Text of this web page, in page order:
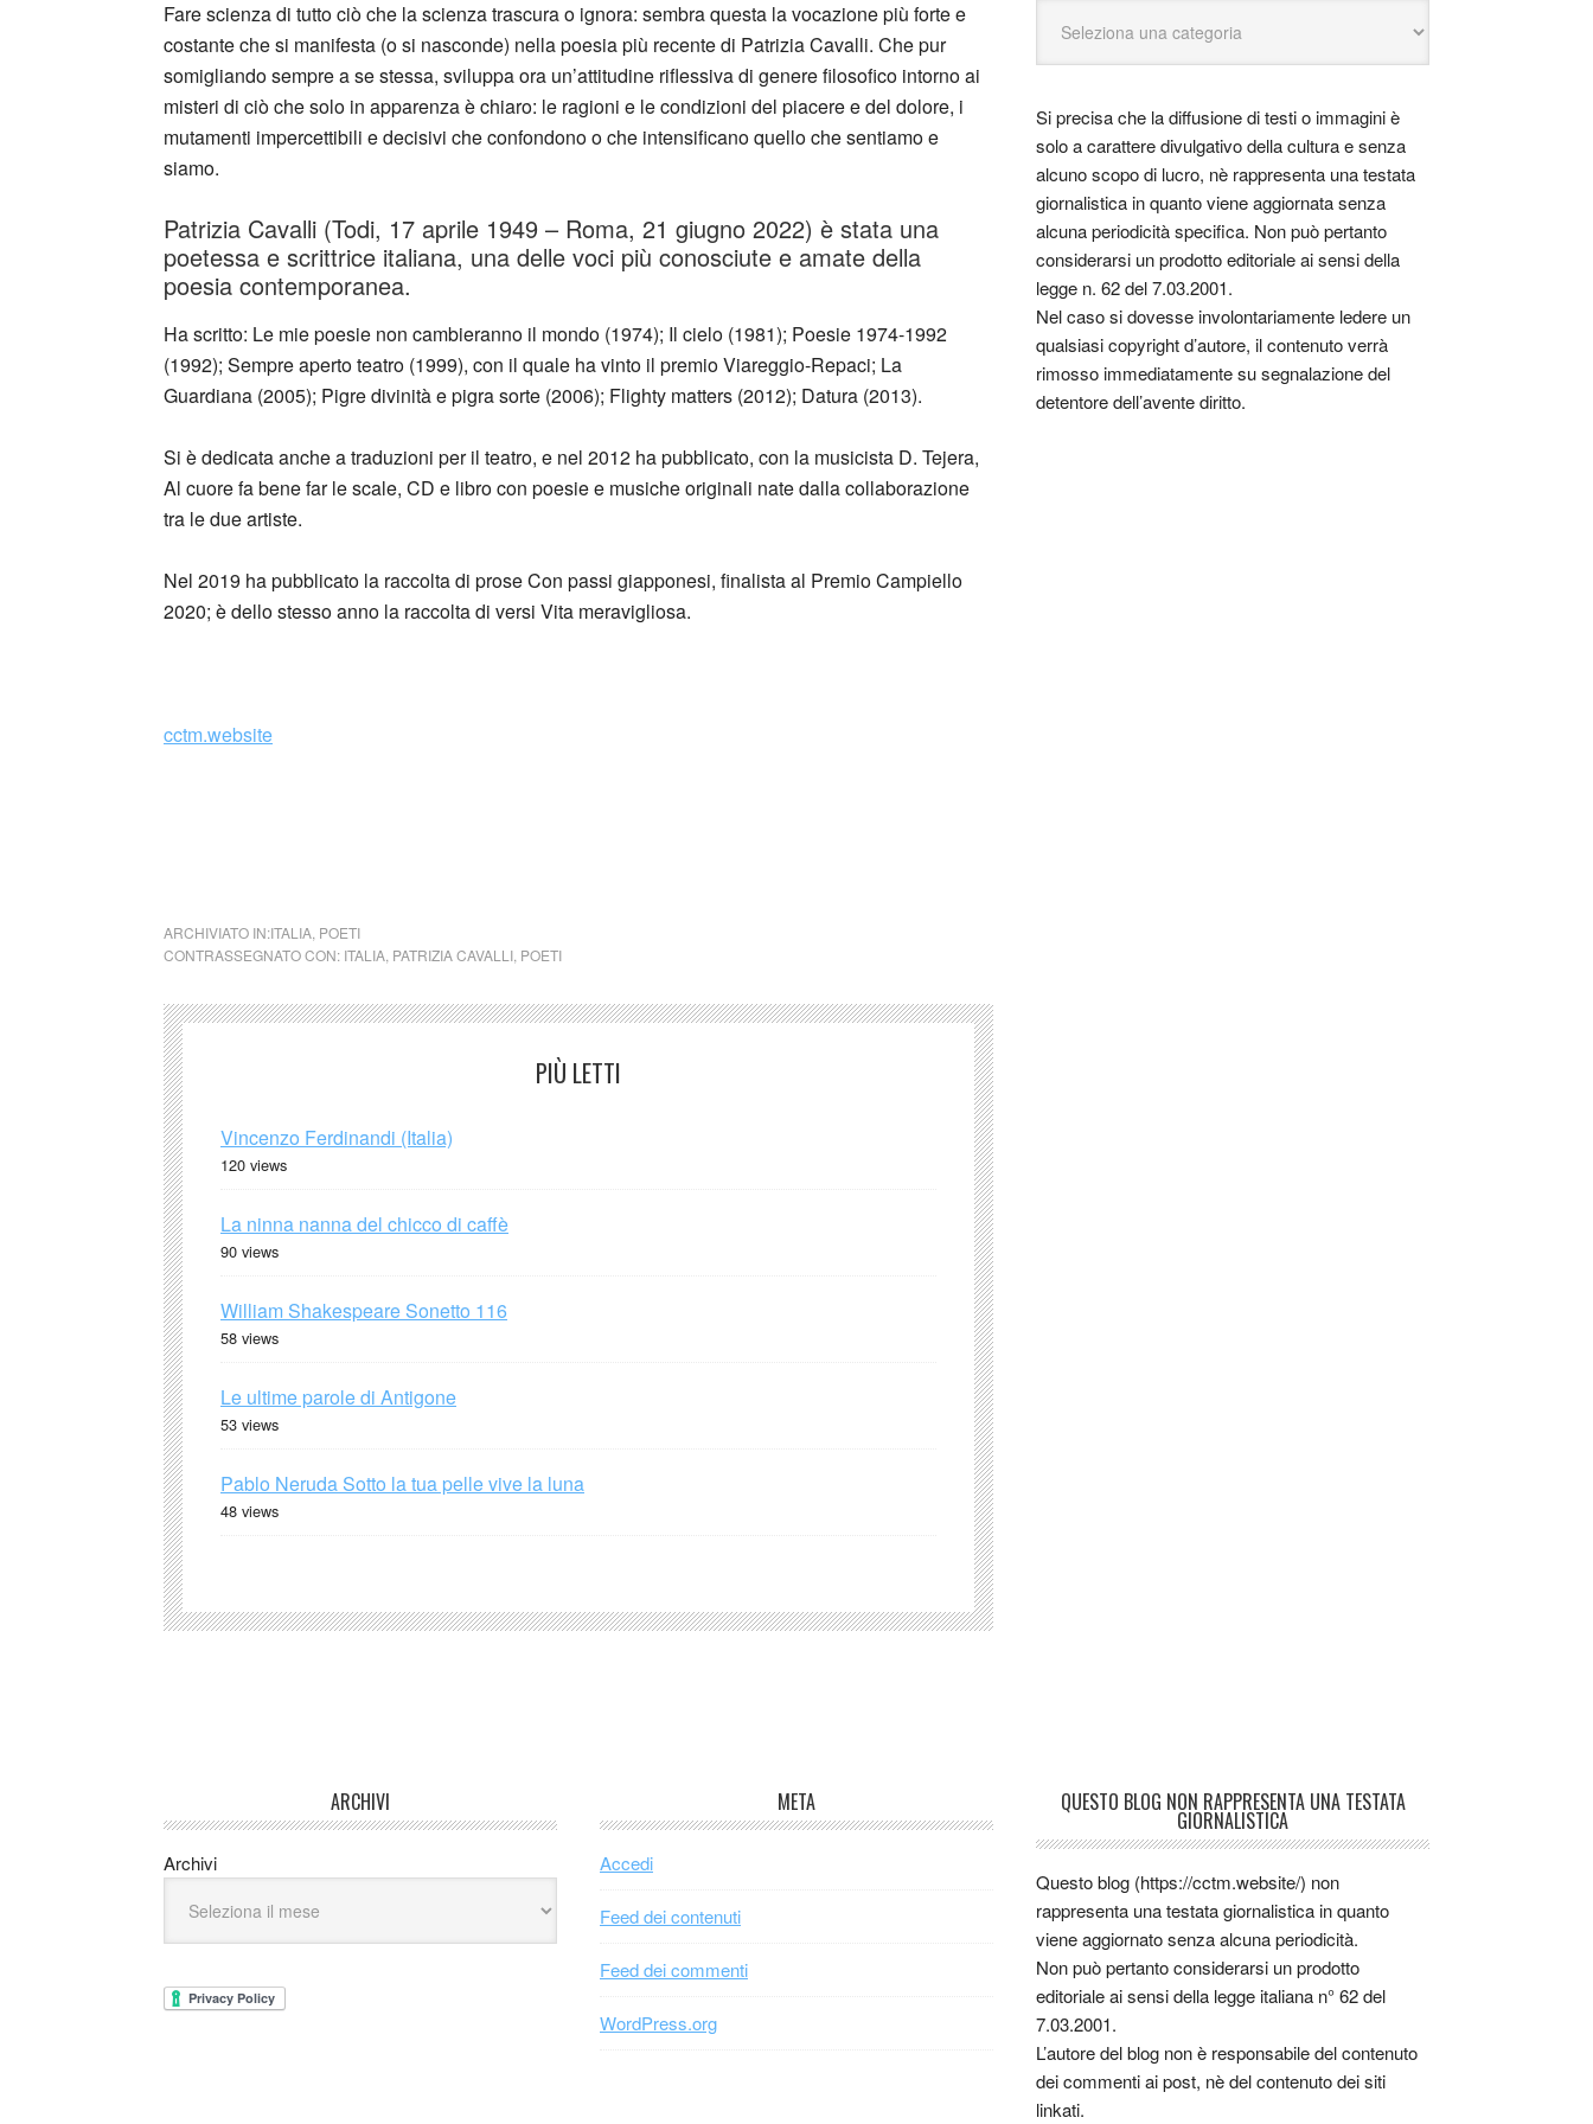
Fare scienza di tutto ciò che la scienza trascura o ignora: sembra questa la vocazione più forte e
costante che si manifesta (o si nasconde) nella poesia più recente di Patrizia Cavalli. Che pur
somigliando sempre a se stessa, sviluppa ora un’attitudine riflessiva di genere filosofico intorno ai
misteri di ciò che solo in apparenza è chiaro: le ragioni e le condizioni del piacere e del dolore, i
mutamenti impercettibili e decisivi che confondono o che intensificano quello che sentiamo e
siamo.
Patrizia Cavalli (Todi, 17 aprile 1949 – Roma, 21 giugno 2022) è stata una
poetessa e scrittrice italiana, una delle voci più conosciute e amate della
poesia contemporanea.
Ha scritto: Le mie poesie non cambieranno il mondo (1974); Il cielo (1981); Poesie 1974-1992
(1992); Sempre aperto teatro (1999), con il quale ha vinto il premio Viareggio-Repaci; La
Guardiana (2005); Pigre divinità e pigra sorte (2006); Flighty matters (2012); Datura (2013).
Si è dedicata anche a traduzioni per il teatro, e nel 2012 ha pubblicato, con la musicista D. Tejera,
Al cuore fa bene far le scale, CD e libro con poesie e musiche originali nate dalla collaborazione
tra le due artiste.
Nel 2019 ha pubblicato la raccolta di prose Con passi giapponesi, finalista al Premio Campiello
2020; è dello stesso anno la raccolta di versi Vita meravigliosa.
cctm.website
ARCHIVIATO IN:ITALIA POETI
CONTRASSEGNATO CON: ITALIA PATRIZIA CAVALLI POETI
PIÙ LETTI
Vincenzo Ferdinandi (Italia)
120 views
La ninna nanna del chicco di caffè
90 views
William Shakespeare Sonetto 116
58 views
Le ultime parole di Antigone
53 views
Pablo Neruda Sotto la tua pelle vive la luna
48 views
Si precisa che la diffusione di testi o immagini è
solo a carattere divulgativo della cultura e senza
alcuno scopo di lucro, nè rappresenta una testata
giornalistica in quanto viene aggiornata senza
alcuna periodicità specifica. Non può pertanto
considerarsi un prodotto editoriale ai sensi della
legge n. 62 del 7.03.2001.
Nel caso si dovesse involontariamente ledere un
qualsiasi copyright d’autore, il contenuto verrà
rimosso immediatamente su segnalazione del
detentore dell’avente diritto.
ARCHIVI
Archivi
META
Accedi
Feed dei contenuti
Feed dei commenti
WordPress.org
QUESTO BLOG NON RAPPRESENTA UNA TESTATA
GIORNALISTICA
Questo blog (https://cctm.website/) non
rappresenta una testata giornalistica in quanto
viene aggiornato senza alcuna periodicità.
Non può pertanto considerarsi un prodotto
editoriale ai sensi della legge italiana n° 62 del
7.03.2001.
L’autore del blog non è responsabile del contenuto
dei commenti ai post, nè del contenuto dei siti
linkati.